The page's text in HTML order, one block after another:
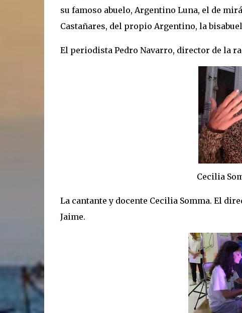
su famoso abuelo, Argentino Luna, el de
Castañares, del propio Argentino, la
El periodista Pedro Navarro, director de la
Cecilia
La cantante y docente Cecilia Somma. El
Jaime.